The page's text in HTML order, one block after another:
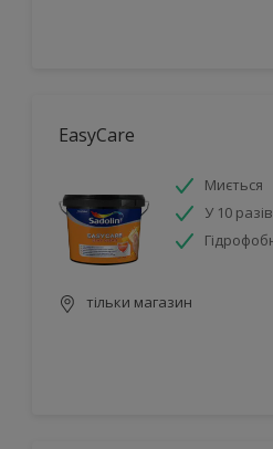
EasyCare
Миється
У 10
тільки магазин